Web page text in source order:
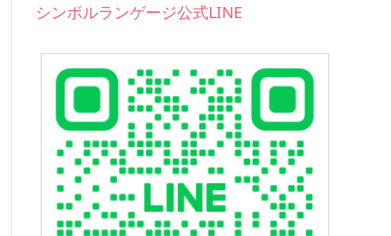
シンボルランゲージ公式LINE